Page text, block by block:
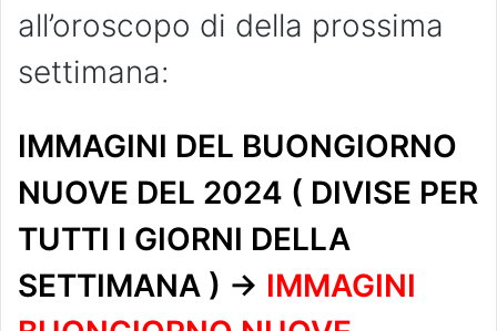
all’oroscopo di della prossima
settimana:
IMMAGINI DEL BUONGIORNO
NUOVE DEL 2024 ( DIVISE PER
TUTTI I GIORNI DELLA
SETTIMANA ) -> IMMAGINI